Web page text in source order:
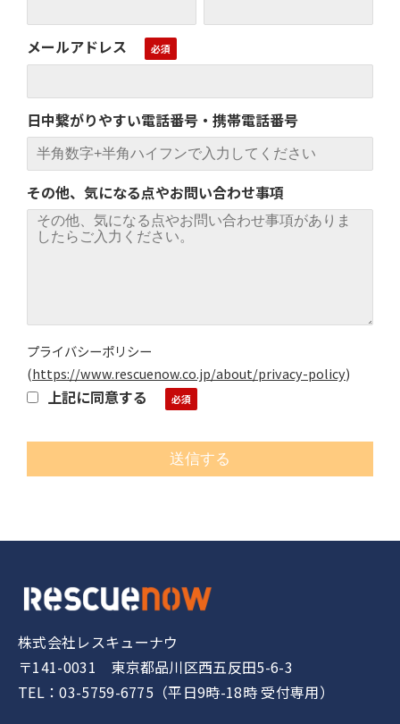
メールアドレス
日中繋がりやすい電話番号・携帯電話番号
その他、気になる点やお問い合わせ事項
プライバシーポリシー
(https://www.rescuenow.co.jp/about/privacy-policy)
上記に同意する
株式会社レスキューナウ
〒141-0031 東京都品川区西五反田5-6-3
TEL：03-5759-6775（平日9時-18時 受付専用）